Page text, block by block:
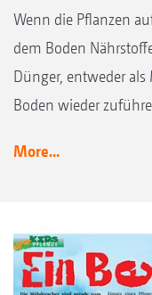
Wenn die Pflanzen
dem Boden
Dünger, entweder
Boden wieder
More...